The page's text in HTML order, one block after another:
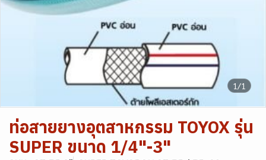
1/1
ท่อสายยางอุตสาหกรรม TOYOX รุ่น
SUPER ขนาด 1/4"-3"